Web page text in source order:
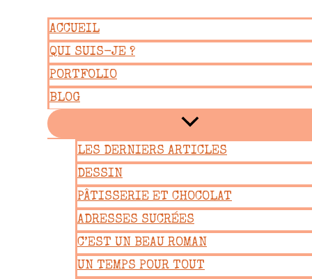
contenu
ACCUEIL
QUI SUIS-JE ?
PORTFOLIO
BLOG
LES DERNIERS ARTICLES
DESSIN
PÂTISSERIE ET CHOCOLAT
ADRESSES SUCRÉES
C’EST UN BEAU ROMAN
UN TEMPS POUR TOUT